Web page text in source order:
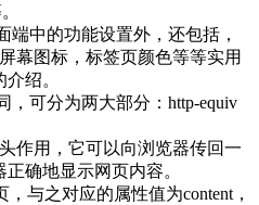
端中的功能设置外，还包括，
幕图标，标签页颜色等等实用
绍。
，可分为两大部分：http-equiv
作用，它可以向浏览器传回一
确地显示网页内容。
与之对应的属性值为content，